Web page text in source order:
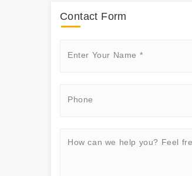
Contact Form